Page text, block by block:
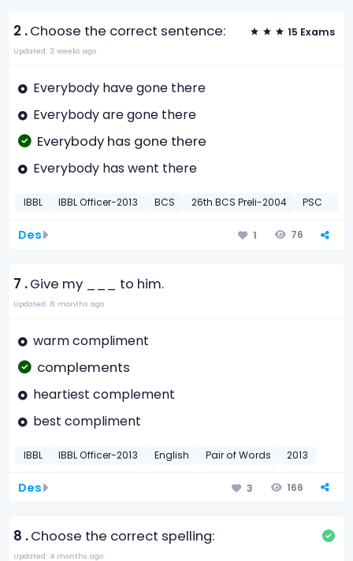
2 .Choose the correct sentence: 15 Exams
Updated: 3 weeks ago
Everybody have gone there
Everybody are gone there
Everybody has gone there
Everybody has went there
IBBL IBBL Officer-2013 BCS 26th BCS Preli-2004 PSC
Des 1 76
7 .Give my ___ to him.
Updated: 8 months ago
warm compliment
complements
heartiest complement
best compliment
IBBL IBBL Officer-2013 English Pair of Words 2013
Des 3 166
8 .Choose the correct spelling:
Updated: 4 months ago